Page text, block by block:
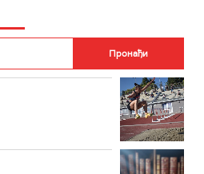
РАДИО РОКЕНРОЛЕР